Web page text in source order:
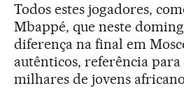
Todos estes jogadores,
Mbappé, que neste
diferença na final em
autênticos, referência para
milhares de jovens